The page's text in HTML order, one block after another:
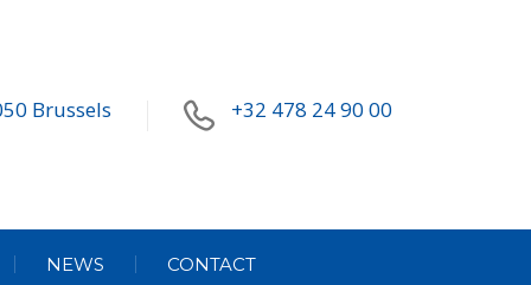
Brussels +32 478 24 90 00
NEWS CONTACT